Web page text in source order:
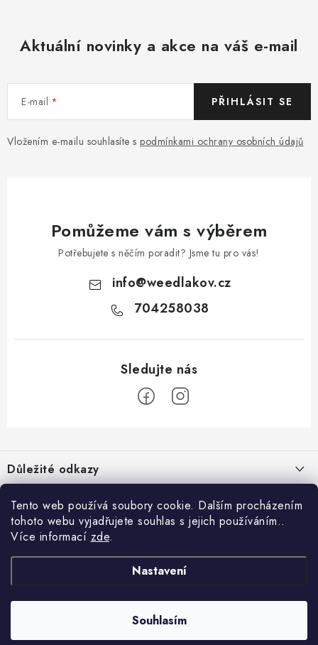
Tento web používá soubory cookie. Dalším procházením
tohoto webu vyjadřujete souhlas s jejich používáním..
Více informací zde.
Nastavení
Souhlasím
Aktuální novinky a akce na váš e-mail
E-mail
Vložením e-mailu souhlasíte s podmínkami ochrany osobních údajů
PŘIHLÁSIT SE
Pomůžeme vám s výběrem
Potřebujete s něčím poradit? Jsme tu pro vás!
info@weedlakov.cz
704258038
p
a
Důležité odkazy
Hodnocení obchodu
Doprava & Platba
Často kladené otázky
Možná by tě zajímalo
Weedlákův blog
Kamenný obchod
Informace pro tebe
Ochrana osobních údajů
Weedlakov. Všechna práva vyhrazena.